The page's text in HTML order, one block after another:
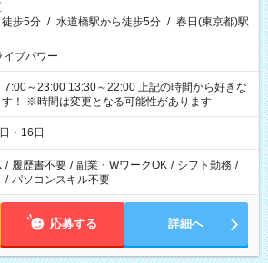
歩5分 / 水道橋駅から徒歩5分 / 春日(東京都)駅
イブパワー
13:30～22:00 上記の時間から好きな
！ ※時間は変更となる可能性があります
・16日
/ 履歴書不要 / 副業・WワークOK / シフト勤務 /
/ パソコンスキル不要
応募する 詳細へ